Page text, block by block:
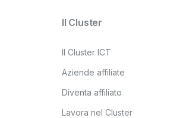
Il Cluster
Il Cluster ICT
Aziende affiliate
Diventa affiliato
Lavora nel Cluster